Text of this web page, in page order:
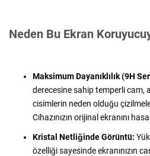
Neden Bu Ekran
Maksimum Dayanıklılık (9H
derecesine sahip temperli cam,
cisimlerin neden olduğu
Cihazınızın orijinal ekranını
Kristal Netliğinde Görüntü:
özelliği sayesinde ekranınızın